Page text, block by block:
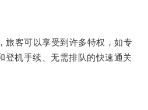
客可以享受到许多特权，如专
登机手续、无需排队的快速通关